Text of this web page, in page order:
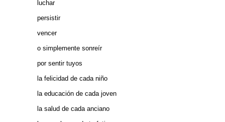
luchar
persistir
vencer
o simplemente sonreír
por sentir tuyos
la felicidad de cada niño
la educación de cada joven
la salud de cada anciano